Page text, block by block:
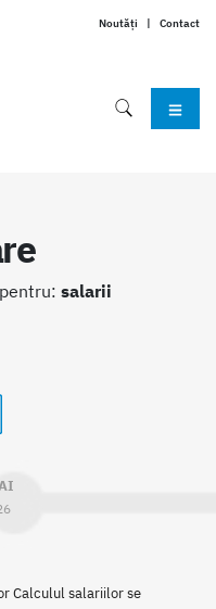
Noutăți | Contact
salarii
Calculul salariilor se